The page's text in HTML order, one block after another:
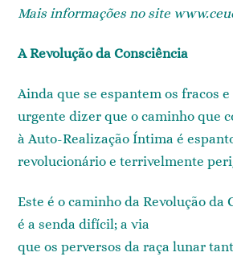
Mais informações no site
A Revolução da Consciência
Ainda que se espantem os fracos e
urgente dizer que o caminho que
à Auto-Realização Íntima é
revolucionário e terrivelmente
Este é o caminho da Revolução da
é a senda difícil; a via
que os perversos da raça lunar